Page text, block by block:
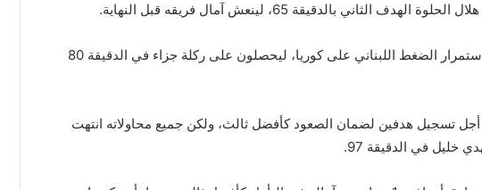
بالدقيقة 65، لينعش آمال فريقه قبل النهاية.
الدقائق الأخيرة شهدت إثارة كبيرة باستمرار الضغط اللبناني على كوريا، ليحصلون على ركلة جزاء في الدقيقة 80
أجل تسجيل هدفين لضمان الصعود كأفضل ثالث، ولكن جميع محاولاته انتهت
في الدقيقة 97.